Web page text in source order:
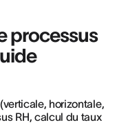
processus
horizontale,
RH, calcul du taux